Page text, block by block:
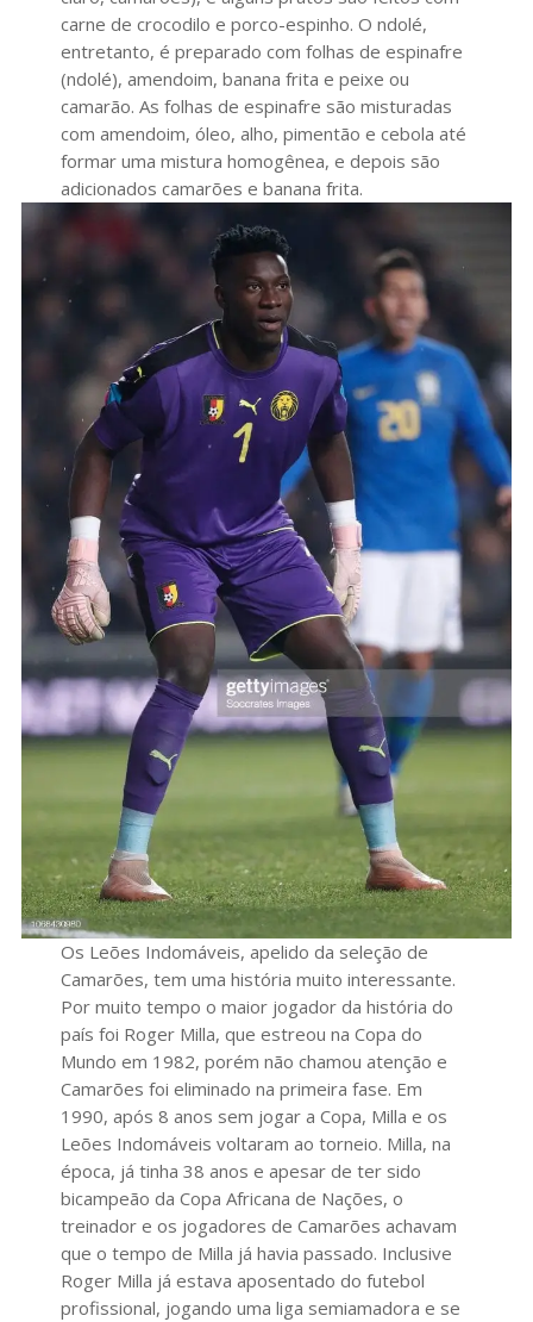
carne de crocodilo e porco-espinho. O ndolé,
entretanto, é preparado com folhas de espinafre
(ndolé), amendoim, banana frita e peixe ou
camarão. As folhas de espinafre são misturadas
com amendoim, óleo, alho, pimentão e cebola até
formar uma mistura homogênea, e depois são
adicionados camarões e banana frita.
Os Leões Indomáveis, apelido da seleção de
Camarões, tem uma história muito interessante.
Por muito tempo o maior jogador da história do
país foi Roger Milla, que estreou na Copa do
Mundo em 1982, porém não chamou atenção e
Camarões foi eliminado na primeira fase. Em
1990, após 8 anos sem jogar a Copa, Milla e os
Leões Indomáveis voltaram ao torneio. Milla, na
época, já tinha 38 anos e apesar de ter sido
bicampeão da Copa Africana de Nações, o
treinador e os jogadores de Camarões achavam
que o tempo de Milla já havia passado. Inclusive
Roger Milla já estava aposentado do futebol
profissional, jogando uma liga semiamadora e se